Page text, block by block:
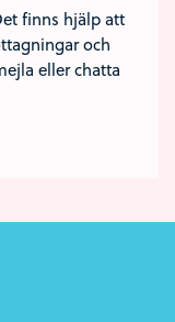
finns hjälp att
och
eller chatta